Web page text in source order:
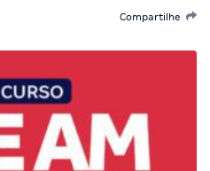
Compartilhe